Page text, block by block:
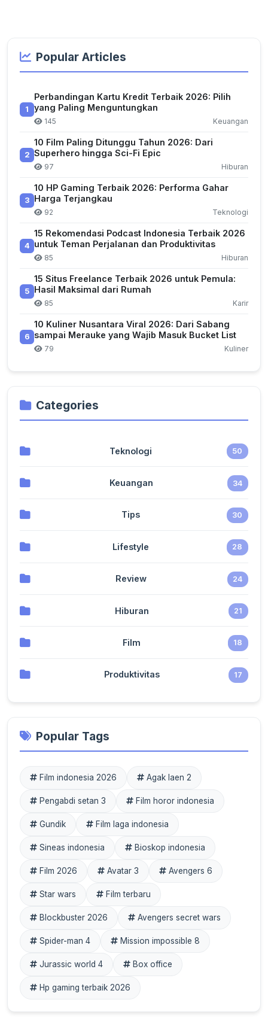
Popular Articles
1
Perbandingan Kartu Kredit Terbaik 2026: Pilih
yang Paling Menguntungkan
145 Keuangan
2
10 Film Paling Ditunggu Tahun 2026: Dari
Superhero hingga Sci-Fi Epic
97 Hiburan
3
10 HP Gaming Terbaik 2026: Performa Gahar
Harga Terjangkau
92 Teknologi
4
15 Rekomendasi Podcast Indonesia Terbaik 2026
untuk Teman Perjalanan dan Produktivitas
85 Hiburan
5
15 Situs Freelance Terbaik 2026 untuk Pemula:
Hasil Maksimal dari Rumah
85 Karir
6
10 Kuliner Nusantara Viral 2026: Dari Sabang
sampai Merauke yang Wajib Masuk Bucket List
79 Kuliner
Categories
Teknologi 50
Keuangan 34
Tips 30
Lifestyle 28
Review 24
Hiburan 21
Film 18
Produktivitas 17
Popular Tags
Film indonesia 2026 Agak laen 2
Pengabdi setan 3 Film horor indonesia
Gundik Film laga indonesia
Sineas indonesia Bioskop indonesia
Film 2026 Avatar 3 Avengers 6
Star wars Film terbaru
Blockbuster 2026 Avengers secret wars
Spider-man 4 Mission impossible 8
Jurassic world 4 Box office
Hp gaming terbaik 2026